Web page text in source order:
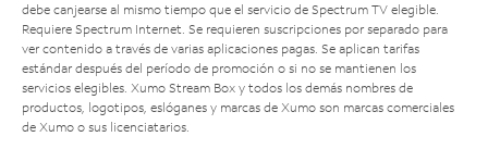
debe canjearse al mismo tiempo que el servicio de Spectrum TV elegible.
Requiere Spectrum Internet. Se requieren suscripciones por separado para
ver contenido a través de varias aplicaciones pagas. Se aplican tarifas
estándar después del período de promoción o si no se mantienen los
servicios elegibles. Xumo Stream Box y todos los demás nombres de
productos, logotipos, eslóganes y marcas de Xumo son marcas comerciales
de Xumo o sus licenciatarios.